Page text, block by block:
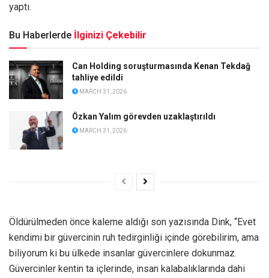
yaptı.
Bu Haberlerde İlginizi Çekebilir
Can Holding soruşturmasında Kenan Tekdağ
tahliye edildi
MARCH 31, 2026
Özkan Yalım görevden uzaklaştırıldı
MARCH 31, 2026
Öldürülmeden önce kaleme aldığı son yazısında Dink, “Evet
kendimi bir güvercinin ruh tedirginliği içinde görebilirim, ama
biliyorum ki bu ülkede insanlar güvercinlere dokunmaz.
Güvercinler kentin ta içlerinde, insan kalabalıklarında dahi